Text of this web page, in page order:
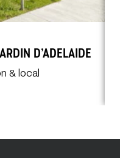
D’ADELAIDE
& local